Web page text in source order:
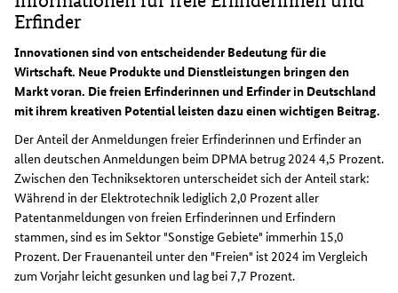
Erfinder
Innovationen sind von entscheidender Bedeutung für die
Wirtschaft. Neue Produkte und Dienstleistungen bringen den
Markt voran. Die freien Erfinderinnen und Erfinder in Deutschland
mit ihrem kreativen Potential leisten dazu einen wichtigen Beitrag.
Der Anteil der Anmeldungen freier Erfinderinnen und Erfinder an
allen deutschen Anmeldungen beim DPMA betrug 2024 4,5 Prozent.
Zwischen den Techniksektoren unterscheidet sich der Anteil stark:
Während in der Elektrotechnik lediglich 2,0 Prozent aller
Patentanmeldungen von freien Erfinderinnen und Erfindern
stammen, sind es im Sektor "Sonstige Gebiete" immerhin 15,0
Prozent. Der Frauenanteil unter den "Freien" ist 2024 im Vergleich
zum Vorjahr leicht gesunken und lag bei 7,7 Prozent.